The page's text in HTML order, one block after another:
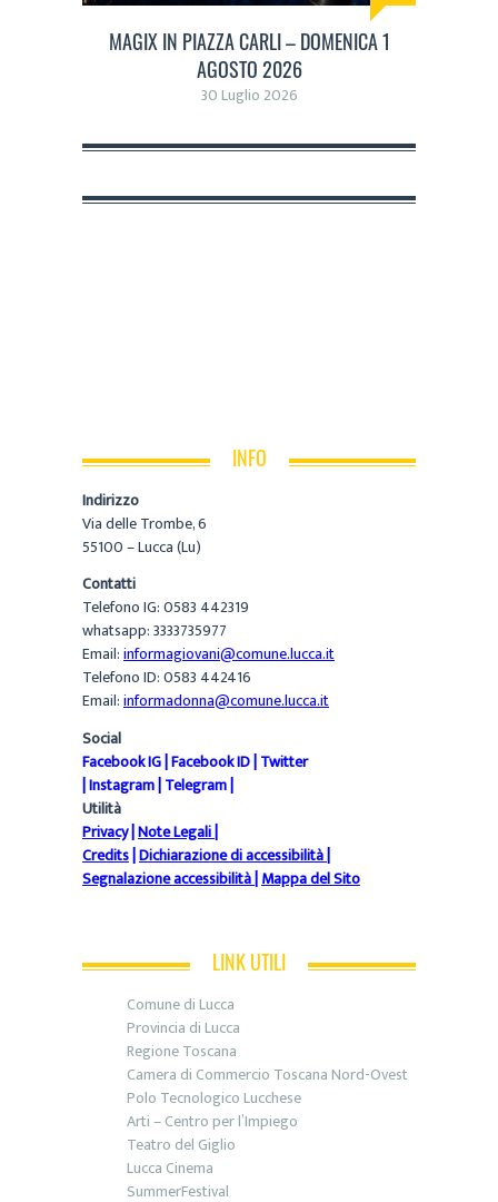
MAGIX IN PIAZZA CARLI – DOMENICA 1
AGOSTO 2026
30 Luglio 2026
INFO
Indirizzo
Via delle Trombe, 6
55100 – Lucca (Lu)
Contatti
Telefono IG: 0583 442319
whatsapp: 3333735977
Email:informagiovani@comune.lucca.it
Telefono ID: 0583 442416
Email:informadonna@comune.lucca.it
Social
Facebook IG|Facebook ID|Twitter
|Instagram|Telegram|
Utilità
Privacy|Note Legali|
Credits|Dichiarazione di accessibilità|
Segnalazione accessibilità|Mappa del Sito
LINK UTILI
Comune di Lucca
Provincia di Lucca
Regione Toscana
Camera di Commercio Toscana Nord-Ovest
Polo Tecnologico Lucchese
Arti – Centro per l’Impiego
Teatro del Giglio
Lucca Cinema
SummerFestival